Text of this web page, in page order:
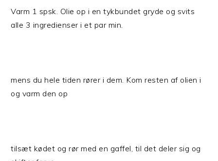
Varm 1 spsk. Olie op i en tykbundet gryde og svits
alle 3 ingredienser i et par min.
mens du hele tiden rører i dem. Kom resten af olien i
og varm den op
tilsæt kødet og rør med en gaffel, til det deler sig og